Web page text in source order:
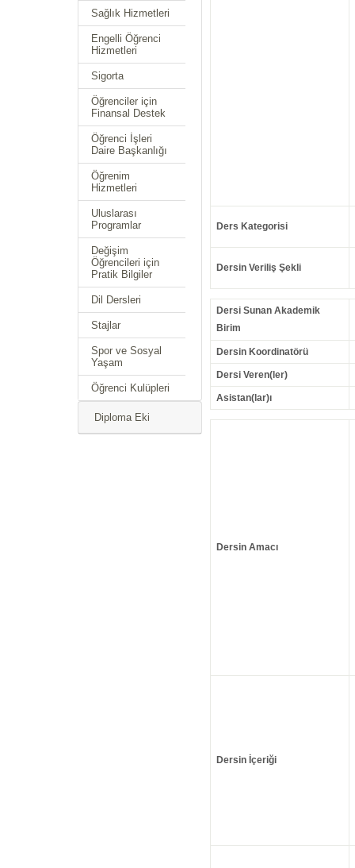
Sağlık Hizmetleri
Engelli Öğrenci
Hizmetleri
Sigorta
Öğrenciler için
Finansal Destek
Öğrenci İşleri
Daire Başkanlığı
Öğrenim
Hizmetleri
Uluslarası
Programlar
Değişim
Öğrencileri için
Pratik Bilgiler
Dil Dersleri
Stajlar
Spor ve Sosyal
Yaşam
Öğrenci Kulüpleri
Diploma Eki
Ders Kategorisi
Dersin Veriliş Şekli
Dersi Sunan Akademik
Birim
Dersin Koordinatörü
Dersi Veren(ler)
Asistan(lar)ı
Dersin Amacı
Dersin İçeriği